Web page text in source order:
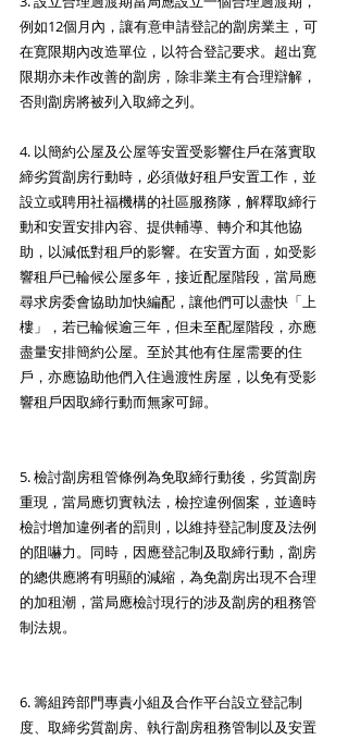
例如12個月內，讓有意申請登記的劏房業主，可
在寛限期內改造單位，以符合登記要求。超出寛
限期亦未作改善的劏房，除非業主有合理辯解，
否則劏房將被列入取締之列。
4. 以簡約公屋及公屋等安置受影響住戶在落實取
締劣質劏房行動時，必須做好租戶安置工作，並
設立或聘用社福機構的社區服務隊，解釋取締行
動和安置安排內容、提供輔導、轉介和其他協
助，以減低對租戶的影響。在安置方面，如受影
響租戶已輪候公屋多年，接近配屋階段，當局應
尋求房委會協助加快編配，讓他們可以盡快「上
樓」，若已輪候逾三年，但未至配屋階段，亦應
盡量安排簡約公屋。至於其他有住屋需要的住
戶，亦應協助他們入住過渡性房屋，以免有受影
響租戶因取締行動而無家可歸。
5. 檢討劏房租管條例為免取締行動後，劣質劏房
重現，當局應切實執法，檢控違例個案，並適時
檢討增加違例者的罰則，以維持登記制度及法例
的阻嚇力。同時，因應登記制及取締行動，劏房
的總供應將有明顯的減縮，為免劏房出現不合理
的加租潮，當局應檢討現行的涉及劏房的租務管
制法規。
6. 籌組跨部門專責小組及合作平台設立登記制
度、取締劣質劏房、執行劏房租務管制以及安置